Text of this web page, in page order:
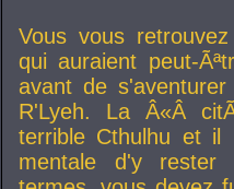
Vous vous
qui auraient peut-
avant de
R'Lyeh. La Â«Â
terrible Cthulhu et
mentale d'y rester